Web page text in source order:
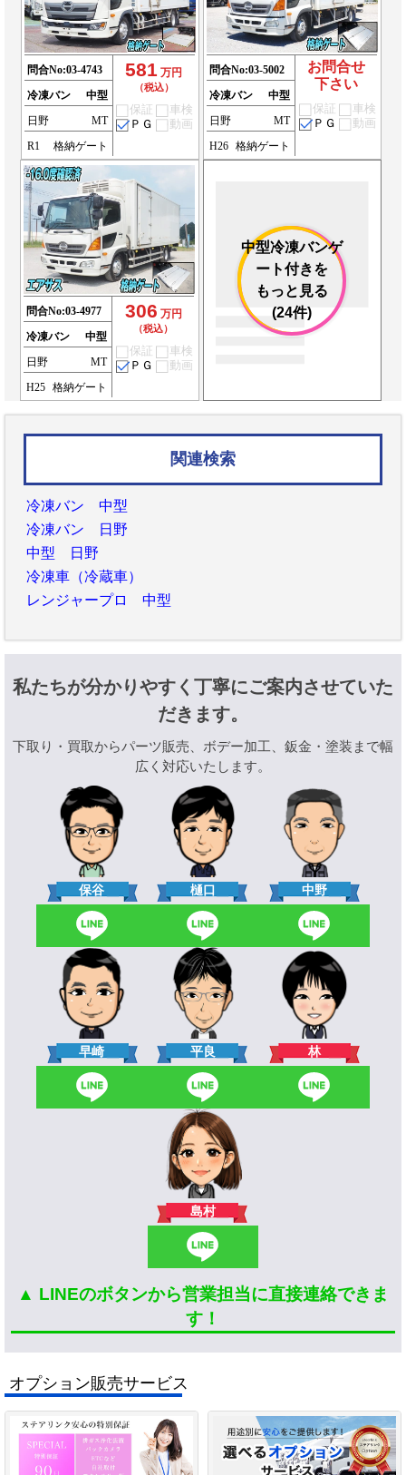
問合No:03-4743
冷凍バン
中型
日野
MT
R1
格納ゲート
581 万円
（税込）
保証
車検
ＰＧ
動画
問合No:03-5002
冷凍バン
中型
日野
MT
H26 格納ゲート
お問合せ
下さい
保証
車検
ＰＧ
動画
問合No:03-4977
冷凍バン
中型
日野
MT
H25
格納ゲート
306 万円
（税込）
保証
車検
ＰＧ
動画
中型冷凍バンゲ
ート付きを
もっと見る
(24件)
関連検索
冷凍バン 中型
冷凍バン 日野
中型 日野
冷凍車（冷蔵車）
レンジャープロ 中型
私たちが分かりやすく丁寧にご案内させていた
だきます。
下取り・買取からパーツ販売、ボデー加工、鈑金・塗装まで幅
広く対応いたします。
保谷 樋口 中野
早崎 平良 林
島村
▲ LINEのボタンから営業担当に直接連絡できま
す！
オプション販売サービス